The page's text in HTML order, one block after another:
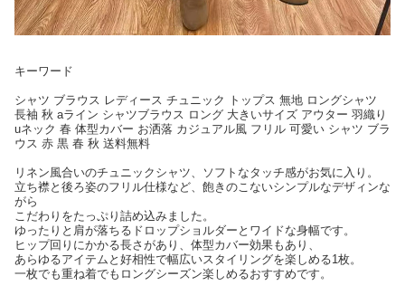
キーワード
シャツ ブラウス レディース チュニック トップス 無地 ロングシャツ
長袖 秋 aライン シャツブラウス ロング 大きいサイズ アウター 羽織り
uネック 春 体型カバー お洒落 カジュアル風 フリル 可愛い シャツ ブラ
ウス 赤 黒 春 秋 送料無料
リネン風合いのチュニックシャツ、ソフトなタッチ感がお気に入り。
立ち襟と後ろ姿のフリル仕様など、飽きのこないシンプルなデザィンな
がら
こだわりをたっぷり詰め込みました。
ゆったりと肩が落ちるドロップショルダーとワイドな身幅です。
ヒップ回りにかかる長さがあり、体型カバー効果もあり、
あらゆるアイテムと好相性で幅広いスタイリングを楽しめる1枚。
一枚でも重ね着でもロングシーズン楽しめるおすすめです。